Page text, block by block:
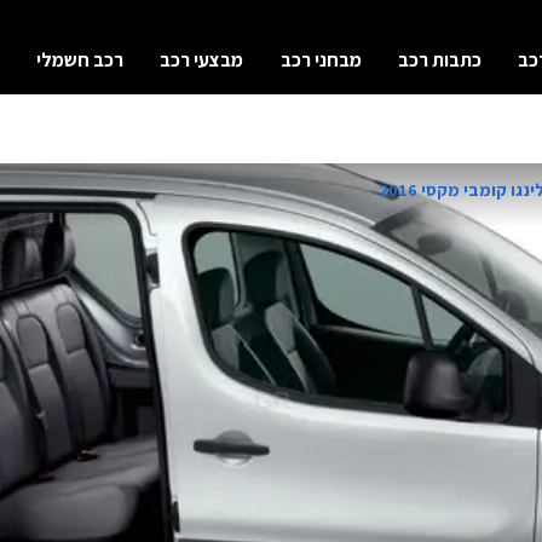
כתבות רכב מבחני רכב מבצעי רכב רכב חשמלי
קומבי מקסי 2016